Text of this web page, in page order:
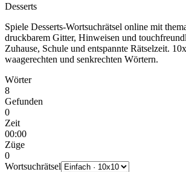
Desserts
Spiele Desserts-Wortsuchrätsel online mit
druckbarem Gitter, Hinweisen und
Zuhause, Schule und entspannte Rätselzeit.
waagerechten und senkrechten Wörtern.
Wörter
8
Gefunden
0
Zeit
00:00
Züge
0
Wortsuchrätsel